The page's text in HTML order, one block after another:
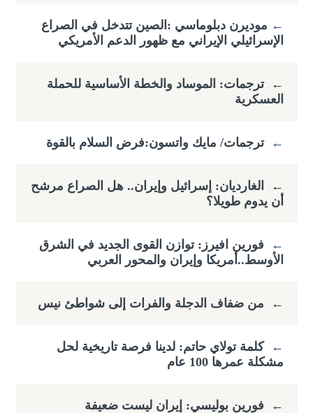
← ​موديرن دبلوماسي :الصين تتدخل في الصراع
الإسرائيلي الإيراني مع ظهور الدعم الأمريكي
← ترجمات: الموساد والخطة الأساسية للحملة
العسكرية
← ترجمات/ مايك واتسون:فرض السلام بالقوة
←
الغارديان: إسرائيل وإيران.. هل الصراع مرشح
أن يدوم طويلا؟
←
فورين افيرز: توازن القوى الجديد في الشرق
الأوسط..أمريكا وإيران والمحور العربي
← من ضفاف الدجلة والفرات إلى شواطئ نيس
← كلمة تولاي حاتم: لدينا فرصة تاريخية لحل
مشكلة عمرها 100 عام
← فورين بوليسي: إيران ليست ضعيفة